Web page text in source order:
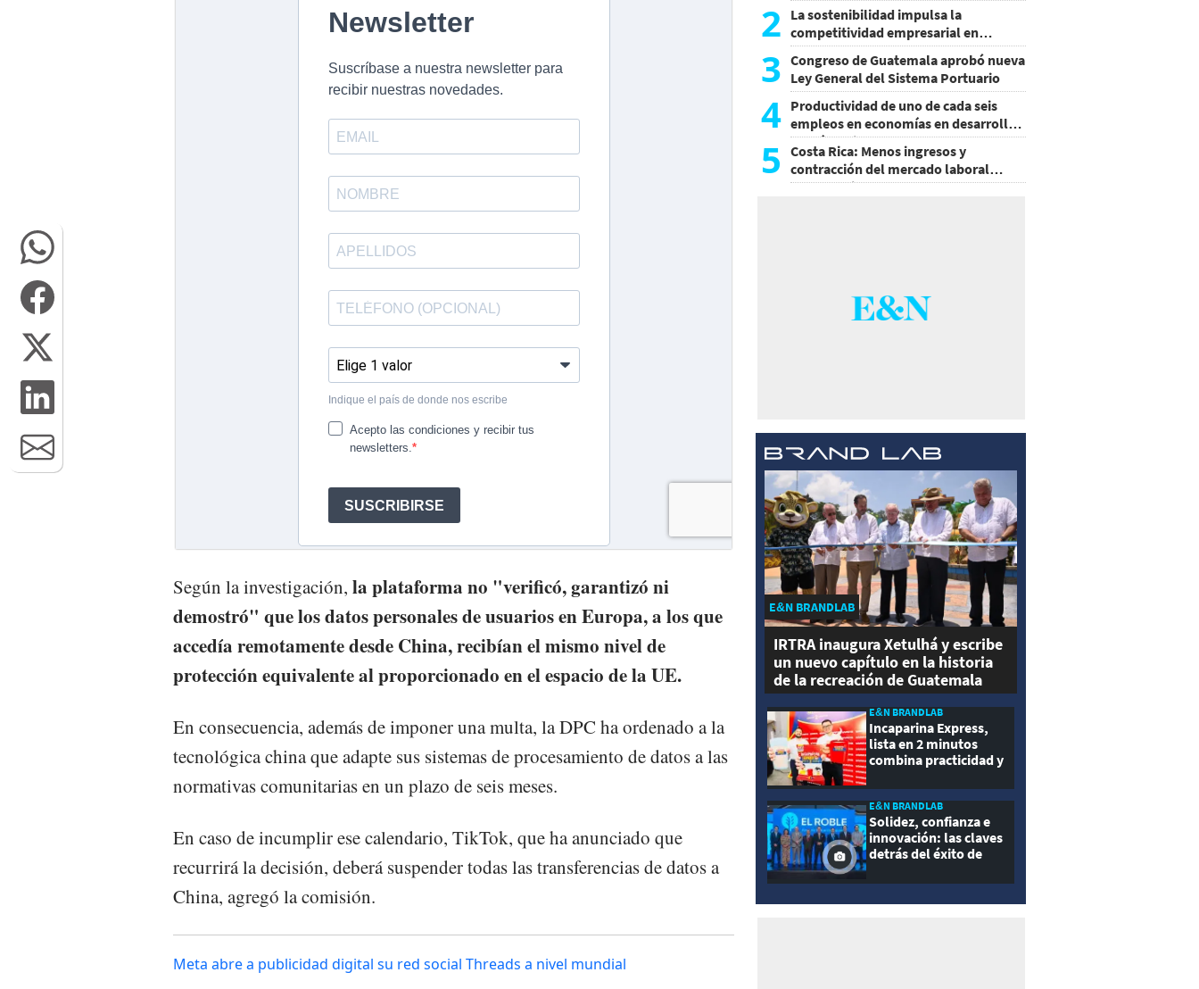
Según la investigación, la plataforma no "verificó, garantizó ni
demostró" que los datos personales de usuarios en Europa, a los que
accedía remotamente desde China, recibían el mismo nivel de
protección equivalente al proporcionado en el espacio de la UE.
En consecuencia, además de imponer una multa, la DPC ha ordenado a la
tecnológica china que adapte sus sistemas de procesamiento de datos a las
normativas comunitarias en un plazo de seis meses.
En caso de incumplir ese calendario, TikTok, que ha anunciado que
recurrirá la decisión, deberá suspender todas las transferencias de datos a
China, agregó la comisión.
Meta abre a publicidad digital su red social Threads a nivel mundial
exterior
2 La sostenibilidad impulsa la
competitividad empresarial en
Guatemala
3 Congreso de Guatemala aprobó nueva
Ley General del Sistema Portuario
4 Productividad de uno de cada seis
empleos en economías en desarrollo
podría mejorar por la IA
5
Costa Rica: Menos ingresos y
contracción del mercado laboral
causan baja del consumo
E&N BRANDLAB
IRTRA inaugura Xetulhá y escribe
un nuevo capítulo en la historia
de la recreación de Guatemala
E&N BRANDLAB
Incaparina Express,
lista en 2 minutos
combina practicidad y
E&N BRANDLAB
Solidez, confianza e
innovación: las claves
detrás del éxito de